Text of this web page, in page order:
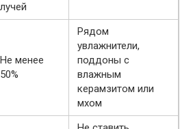
лучей
Не менее
50%
Рядом
увлажнители,
поддоны с
влажным
керамзитом или
мхом